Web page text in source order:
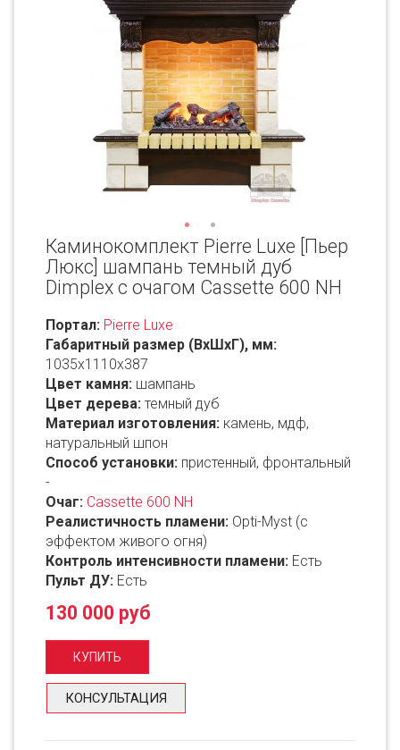
Каминокомплект Pierre Luxe [Пьер
Люкс] шампань темный дуб
Dimplex с очагом Cassette 600 NH
Портал: Pierre Luxe
Габаритный размер (ВxШxГ), мм:
1035х1110x387
Цвет камня: шампань
Цвет дерева: темный дуб
Материал изготовления: камень, мдф,
натуральный шпон
Способ установки: пристенный, фронтальный
-
Очаг: Cassette 600 NH
Реалистичность пламени: Opti-Myst (с
эффектом живого огня)
Контроль интенсивности пламени: Есть
Пульт ДУ: Есть
130 000 руб
КОНСУЛЬТАЦИЯ